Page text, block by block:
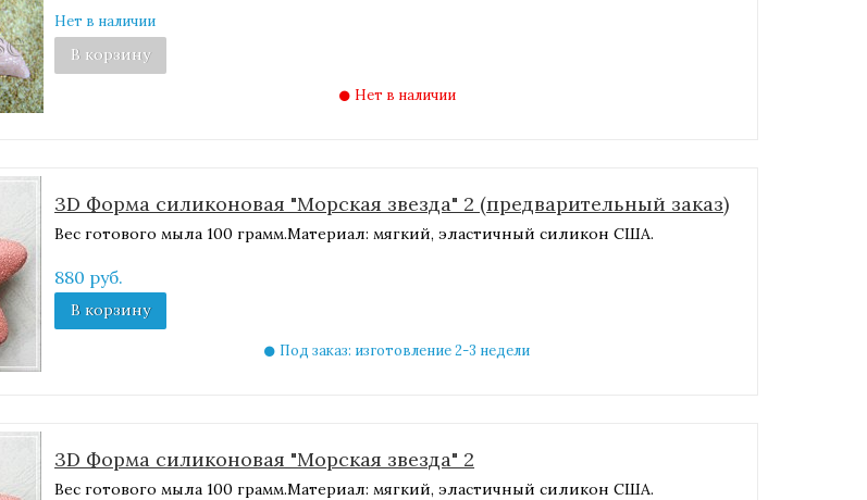
Нет в наличии
В корзину
Нет в наличии
3D Форма силиконовая "Морская звезда" 2 (предварительный заказ)
Вес готового мыла 100 грамм.Материал: мягкий, эластичный силикон США.
880 руб.
В корзину
Под заказ: изготовление 2-3 недели
3D Форма силиконовая "Морская звезда" 2
Вес готового мыла 100 грамм.Материал: мягкий, эластичный силикон США.